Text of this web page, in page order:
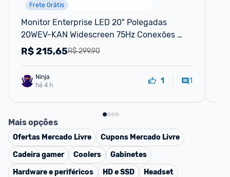
Frete Grátis
Monitor Enterprise LED 20" Polegadas
20WEV-KAN Widescreen 75Hz Conexões
HDMI e VGA Padrão Vesa Bivolt Automático
R$ 299,90
R$215,65
há 4 h
1 1
Mais opções
Ofertas Mercado Livre Cupons Mercado Livre
Cadeira gamer
Coolers
Gabinetes
Hardware e periféricos
HD e SSD Headset